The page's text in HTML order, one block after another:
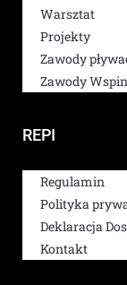
Warsztat
Projekty
Zawody
Zawody
REPI
Regulamin
Polityka
Deklaracja
Kontakt